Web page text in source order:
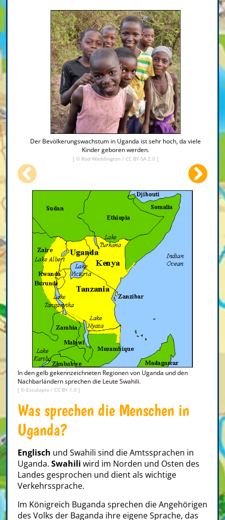
Der Bevölkerungswachstum in Uganda ist sehr hoch, da viele
Kinder geboren werden.
[ © Rod Waddington / CC BY-SA 2.0 ]
In den gelb gekennzeichneten Regionen von Uganda und den
Nachbarländern sprechen die Leute Swahili.
[ © Esculapio / CC BY 1.0 ]
Was sprechen die Menschen in
Uganda?
Englisch und Swahili sind die Amtssprachen in
Uganda. Swahili wird im Norden und Osten des
Landes gesprochen und dient als wichtige
Verkehrssprache.
Im Königreich Buganda sprechen die Angehörigen
des Volks der Baganda ihre eigene Sprache, das